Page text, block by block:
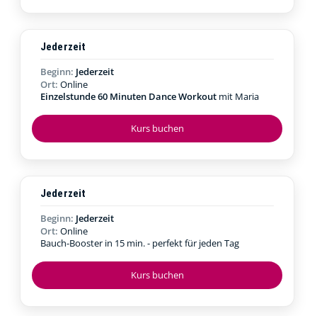
Kurs buchen
Jederzeit
Beginn: Jederzeit
Ort: Online
Einzelstunde 60 Minuten Dance Workout mit Maria
Kurs buchen
Jederzeit
Beginn: Jederzeit
Ort: Online
Bauch-Booster in 15 min. - perfekt für jeden Tag